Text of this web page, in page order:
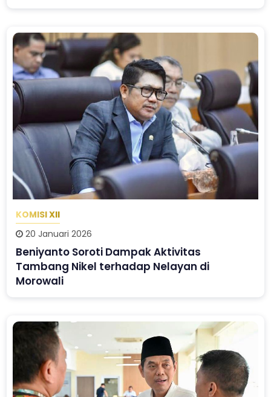
KOMISI XII
20 Januari 2026
Beniyanto Soroti Dampak Aktivitas
Tambang Nikel terhadap Nelayan di
Morowali